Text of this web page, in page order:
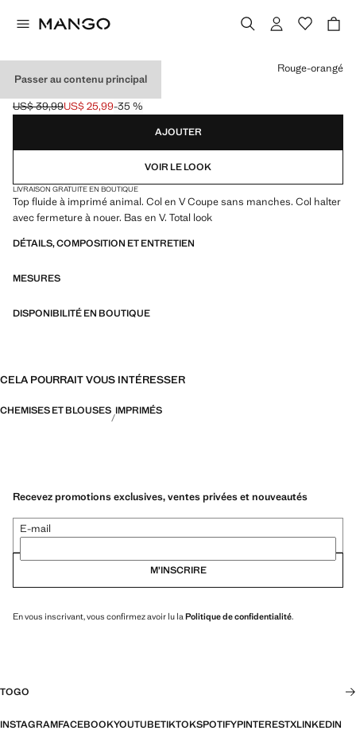
Passer au contenu principal
TOP HALTER IMPRIMÉ
Prix initial barré [US$ 39,99 ]
US$ 39,99
Prix actuel [US$ 25,99 ]
US$ 25,99-35 %
Choisissez une couleur
Rouge-orangé
AJOUTER
VOIR LE LOOK
LIVRAISON GRATUITE EN BOUTIQUE
Top fluide à imprimé animal. Col en V Coupe sans manches. Col halter
avec fermeture à nouer. Bas en V. Total look
DÉTAILS, COMPOSITION ET ENTRETIEN
MESURES
DISPONIBILITÉ EN BOUTIQUE
CELA POURRAIT VOUS INTÉRESSER
CHEMISES ET BLOUSES IMPRIMÉS
Recevez promotions exclusives, ventes privées et nouveautés
E-mail
M’INSCRIRE
En vous inscrivant, vous confirmez avoir lu la Politique de confidentialité.
TOGO
INSTAGRAMFACEBOOKYOUTUBETIKTOKSPOTIFYPINTERESTXLINKEDIN